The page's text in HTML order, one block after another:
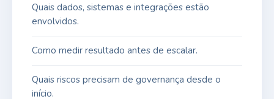
Quais dados, sistemas e integrações estão
envolvidos.
Como medir resultado antes de escalar.
Quais riscos precisam de governança desde o
início.